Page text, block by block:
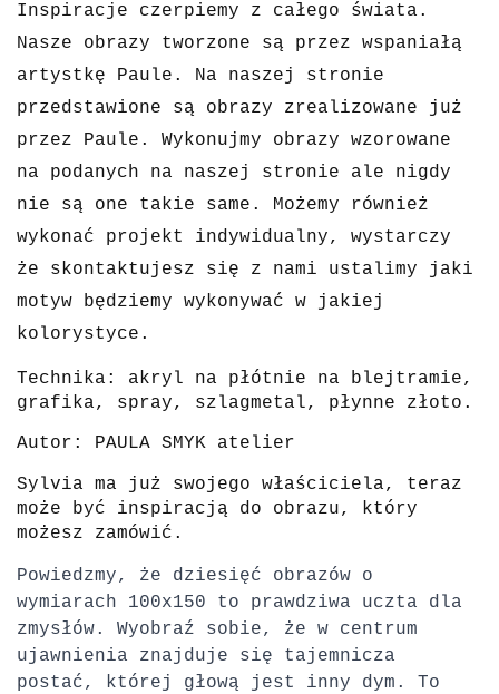
Inspiracje czerpiemy z całego świata.
Nasze obrazy tworzone są przez wspaniałą
artystkę Paule.
Na naszej stronie
przedstawione są obrazy zrealizowane już
przez Paule. Wykonujmy obrazy wzorowane
na podanych na naszej stronie ale nigdy
nie są one takie same. Możemy również
wykonać projekt indywidualny, wystarczy
że skontaktujesz się z nami ustalimy jaki
motyw będziemy wykonywać w jakiej
kolorystyce.
Technika: akryl na płótnie na blejtramie,
grafika, spray, szlagmetal, płynne złoto.
Autor: PAULA SMYK atelier
Sylvia ma już swojego właściciela, teraz
może być inspiracją do obrazu, który
możesz zamówić.
Powiedzmy, że dziesięć obrazów o
wymiarach 100x150 to prawdziwa uczta dla
zmysłów. Wyobraź sobie, że w centrum
ujawnienia znajduje się tajemnicza
postać, której głową jest inny dym. To